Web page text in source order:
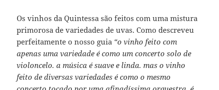
Os vinhos da Quintessa são feitos com uma mistura
primorosa de variedades de uvas. Como descreveu
perfeitamente o nosso guia “o vinho feito com
apenas uma variedade é como um concerto solo de
violoncelo. a música é suave e linda. mas o vinho
feito de diversas variedades é como o mesmo